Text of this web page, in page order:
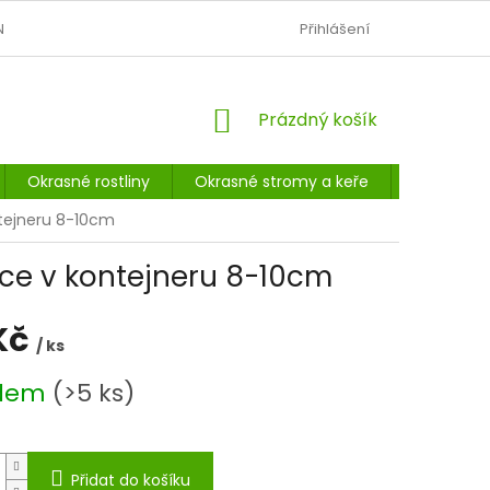
PODMÍNKY OCHRANY OSOBNÍCH
Přihlášení
NÁKUPNÍ
Prázdný košík
Okrasné rostliny Okrasné stromy a keře
8-10cm
v kontejneru 8-10cm
/ ks
(>5 ks)
Přidat do košíku